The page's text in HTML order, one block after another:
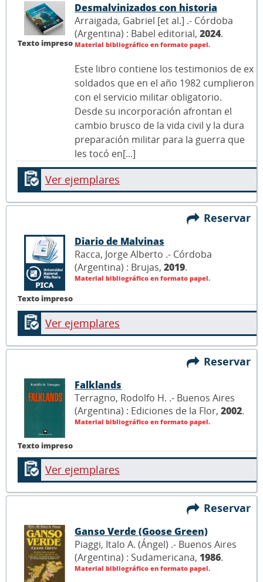
Texto impreso
Desmalvinizados con historia
Arraigada, Gabriel [et al.] .- Córdoba
(Argentina) : Babel editorial, 2024.
Material bibliográfico en formato papel.
Este libro contiene los testimonios de ex
soldados que en el año 1982 cumplieron
con el servicio militar obligatorio.
Desde su incorporación afrontan el
cambio brusco de la vida civil y la dura
preparación militar para la guerra que
les tocó en[...]
Ver ejemplares
Reservar
Texto impreso
Diario de Malvinas
Racca, Jorge Alberto .- Córdoba
(Argentina) : Brujas, 2019.
Material bibliográfico en formato papel.
Ver ejemplares
Reservar
Texto impreso
Falklands
Terragno, Rodolfo H. .- Buenos Aires
(Argentina) : Ediciones de la Flor, 2002.
Material bibliográfico en formato papel.
Ver ejemplares
Reservar
Ganso Verde (Goose Green)
Piaggi, Italo A. (Ángel) .- Buenos Aires
(Argentina) : Sudamericana, 1986.
Material bibliográfico en formato papel.